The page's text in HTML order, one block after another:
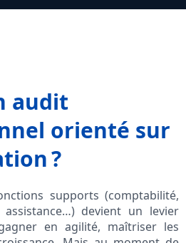
audit
orienté sur
?
supports (comptabilité,
devient un levier
en agilité, maîtriser les